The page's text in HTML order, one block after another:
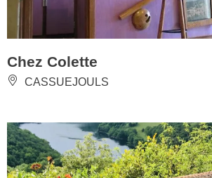
Chez Colette
CASSUEJOULS